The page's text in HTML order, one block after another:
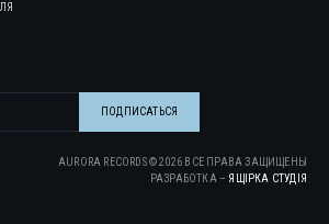
AURORA RECORDS ©2026 ВСЕ ПРАВА ЗАЩИЩЕНЫ
РАЗРАБОТКА – ЯЩІРКА CТУДІЯ